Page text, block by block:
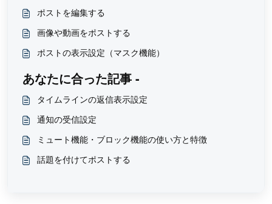
ポストを編集する
画像や動画をポストする
ポストの表示設定（マスク機能）
あなたに合った記事 -
タイムラインの返信表示設定
通知の受信設定
ミュート機能・ブロック機能の使い方と特徴
話題を付けてポストする